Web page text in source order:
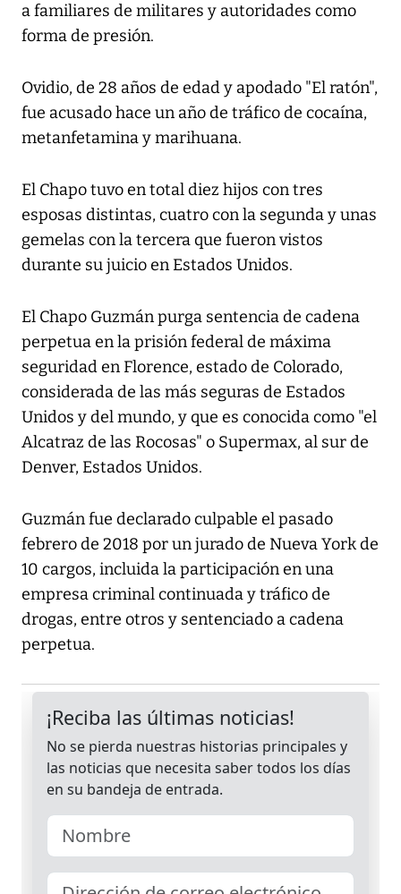
a familiares de militares y autoridades como
forma de presión.
Ovidio, de 28 años de edad y apodado "El ratón",
fue acusado hace un año de tráfico de cocaína,
metanfetamina y marihuana.
El Chapo tuvo en total diez hijos con tres
esposas distintas, cuatro con la segunda y unas
gemelas con la tercera que fueron vistos
durante su juicio en Estados Unidos.
El Chapo Guzmán purga sentencia de cadena
perpetua en la prisión federal de máxima
seguridad en Florence, estado de Colorado,
considerada de las más seguras de Estados
Unidos y del mundo, y que es conocida como "el
Alcatraz de las Rocosas" o Supermax, al sur de
Denver, Estados Unidos.
Guzmán fue declarado culpable el pasado
febrero de 2018 por un jurado de Nueva York de
10 cargos, incluida la participación en una
empresa criminal continuada y tráfico de
drogas, entre otros y sentenciado a cadena
perpetua.